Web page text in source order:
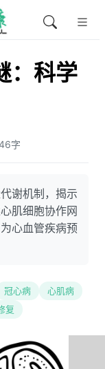
：科学
字
谢机制，揭示
肌细胞协作网
心血管疾病预
冠心病
心肌病
复